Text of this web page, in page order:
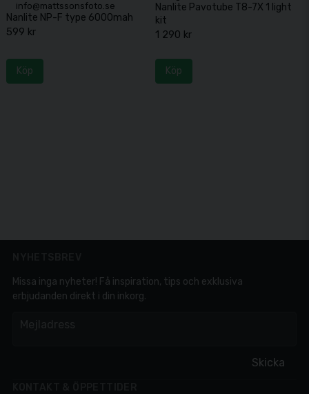
info@mattssonsfoto.se
Nanlite NP-F type 6000mah
599 kr
Köp
Nanlite Pavotube T8-7X 1 light
kit
1 290 kr
Köp
Skicka
Missa inga nyheter! Få inspiration, tips och exklusiva
erbjudanden direkt i din inkorg.